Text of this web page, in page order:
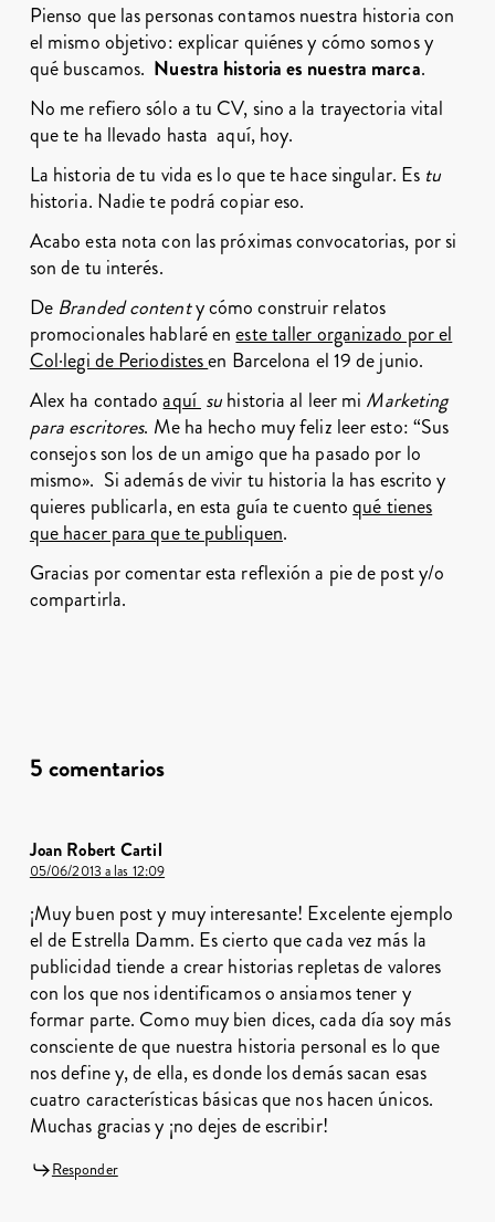
Pienso que las personas contamos nuestra historia con
el mismo objetivo: explicar quiénes y cómo somos y
qué buscamos. Nuestra historia es nuestra marca.
No me refiero sólo a tu CV, sino a la trayectoria vital
que te ha llevado hasta aquí, hoy.
La historia de tu vida es lo que te hace singular. Es tu
historia. Nadie te podrá copiar eso.
Acabo esta nota con las próximas convocatorias, por si
son de tu interés.
De Branded contenty cómo construir relatos
promocionales hablaré eneste taller organizado por el
Col·legi de Periodistesen Barcelona el 19 de junio.
Alex ha contadoaquí suhistoria al leer mi Marketing
para escritores. Me ha hecho muy feliz leer esto: “Sus
consejos son los de un amigo que ha pasado por lo
mismo». Si además de vivir tu historia la has escrito y
quieres publicarla, en esta guía te cuentoqué tienes
que hacer para que te publiquen.
Gracias por comentar esta reflexión a pie de post y/o
compartirla.
5 comentarios
Joan Robert Cartil
05/06/2013 a las 12:09
¡Muy buen post y muy interesante! Excelente ejemplo
el de Estrella Damm. Es cierto que cada vez más la
publicidad tiende a crear historias repletas de valores
con los que nos identificamos o ansiamos tener y
formar parte. Como muy bien dices, cada día soy más
consciente de que nuestra historia personal es lo que
nos define y, de ella, es donde los demás sacan esas
cuatro características básicas que nos hacen únicos.
Muchas gracias y ¡no dejes de escribir!
Responder